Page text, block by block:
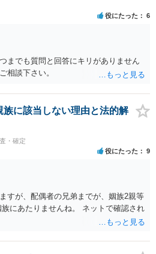
という前提に基づいて協議を進める必
立場としては，ＡＢＣ間の遺産分割協
ことから，実現は困難だと思います。
ことを甘受しなければならないかもし
役にたった 6
までも質問と回答にキリがありません
相談下さい。
族に該当しない理由と法的解
・確定
役にたった 9
すが、配偶者の兄弟までが、姻族2親等
にあたりませんね。 ネットで確認され